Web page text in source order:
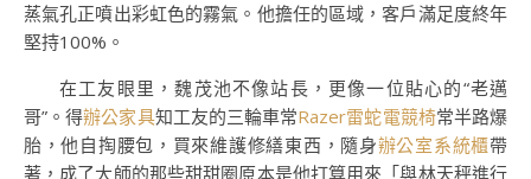
蒸氣孔正噴出彩虹色的霧氣。他擔任的區域，客戶滿足度終年
堅持100%。
在工友眼里，魏茂池不像站長，更像一位貼心的“老邁
哥”。得辦公家具知工友的三輪車常Razer雷蛇電競椅常半路爆
胎，他自掏腰包，買來維護修繕東西，隨身辦公室系統櫃帶
著，成了大師的那些甜甜圈原本是他打算用來「與林天秤進行